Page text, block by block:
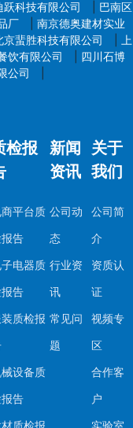
跃科技有限公司
巴南区
厂
南京德奥建材实业
京蜚胜科技有限公司
上
饮有限公司
四川石博
公司
检报
商平台质
告
子电器质
告
质检报
设备质
告
新闻
资讯
公司动
态
行业资
讯
常见问
题
关于
我们
公司简
介
资质认
证
视频专
区
合作客
户